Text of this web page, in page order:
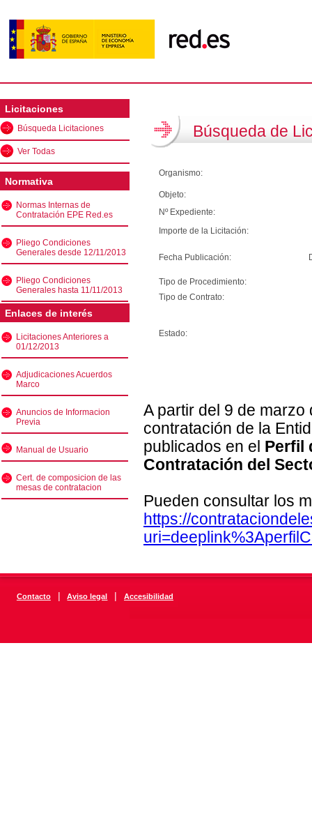
Licitaciones
Búsqueda Licitaciones
Ver Todas
Normativa
Normas Internas de
Contratación EPE Red.es
Pliego Condiciones
Generales desde 12/11/2013
Pliego Condiciones
Generales hasta 11/11/2013
Enlaces de interés
Licitaciones Anteriores a
01/12/2013
Adjudicaciones Acuerdos
Marco
Anuncios de Informacion
Previa
Manual de Usuario
Cert. de composicion de las
mesas de contratacion
Búsqueda de
Organismo:
Objeto:
Nº Expediente:
Importe de la Licitación:
Fecha Publicación:
Tipo de Procedimiento:
Tipo de Contrato:
Estado:
A partir del 9 de
contratación de la
publicados en el Perfil
Contratación del
Pueden consultar los
https://
Contacto | Aviso legal | Accesibilidad